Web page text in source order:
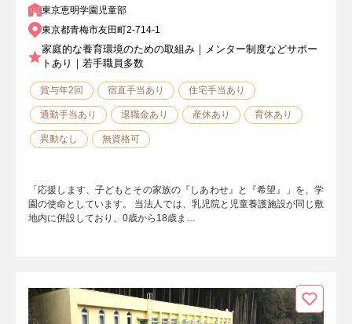
東京恵明学園児童部
東京都青梅市友田町2-714-1
家庭的な養育環境のための取組み｜メンター制度などサポー
トあり｜若手職員多数
賞与年2回 宿直手当あり 住宅手当あり
通勤手当あり 退職金あり 産休あり 育休あり
異動なし 無資格可
「応援します、子どもとその家族の『しあわせ』と『希望』」を、学
園の使命としています。 当法人では、乳児院と児童養護施設が同じ敷
地内に併設しており、0歳から18歳ま…